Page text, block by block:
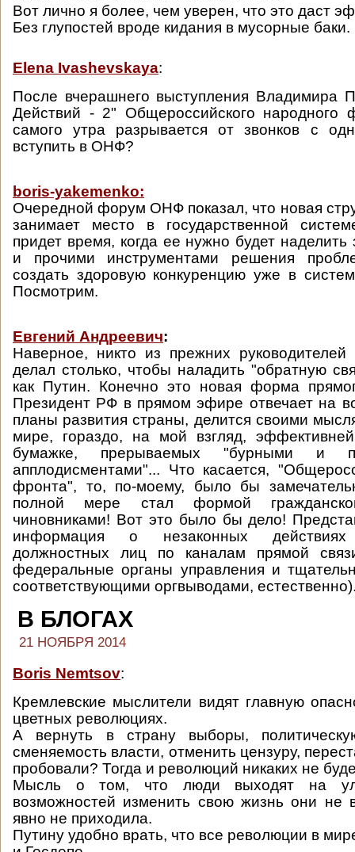
Вот лично я более, чем уверен, что это даст
Без глупостей вроде кидания в мусорные баки.
Elena Ivashevskaya:
После вчерашнего выступления Владимира
Действий - 2" Общероссийского народного
самого утра разрывается от звонков с
вступить в ОНФ?
boris-yakemenko:
Очередной форум ОНФ показал, что новая
занимает место в государственной
придет время, когда ее нужно будет наделить
и прочими инструментами решения
создать здоровую конкуренцию уже в
Посмотрим.
Евгений Андреевич:
Наверное, никто из прежних
делал столько, чтобы наладить "обратную
как Путин. Конечно это новая форма
Президент РФ в прямом эфире отвечает на
планы развития страны, делится своими
мире, гораздо, на мой взгляд,
бумажке, прерываемых "бурными и
апплодисментами"... Что касается,
фронта", то, по-моему, было бы
полной мере стал формой
чиновниками! Вот это было бы дело!
информация о незаконных действиях
должностных лиц по каналам прямой
федеральные органы управления и
соответствующими оргвыводами,
В БЛОГАХ
21 НОЯБРЯ 2014
Boris Nemtsov:
Кремлевские мыслители видят главную
цветных революциях.
А вернуть в страну выборы,
сменяемость власти, отменить цензуру,
пробовали? Тогда и революций никаких не
Мысль о том, что люди выходят на
возможностей изменить свою жизнь они не
явно не приходила.
Путину удобно врать, что все революции в